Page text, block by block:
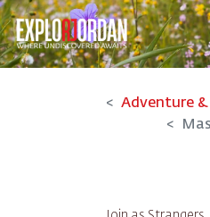
Adventure &